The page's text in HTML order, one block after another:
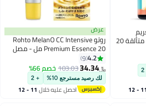
بفيتامين سي 15% لبشرة متألقة 20
إي |
البشرة
11 - 12
عرض
روتو Rohto MelanO CC Intensive
Premium Essence 20 مل - مصل
مكافحة البقع
4.2
9
﷼‏34.34
103.03خصم 66%
لك رصيد مسترجع 10% + 2
احصل عليه خلال 11 - 12
اغسطس